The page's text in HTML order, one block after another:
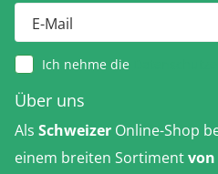
Ich nehme die
Über uns
Als Schweizer Online-Shop
einem breiten Sortiment